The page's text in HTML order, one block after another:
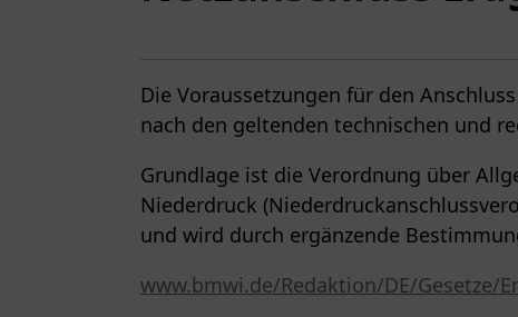
Die Voraussetzungen für den
nach den geltenden technischen und
Grundlage ist die Verordnung über
Niederdruck
und wird durch ergänzende
www.bmwi.de/Redaktion/DE/Gesetze/